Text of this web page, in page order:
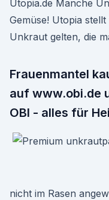
Utopia.de Manche
Gemüse! Utopia
Unkraut gelten, die
Frauenmantel
auf www.obi.de
OBI - alles für
nicht im Rasen